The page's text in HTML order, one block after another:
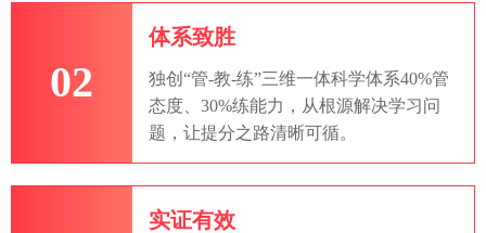
02
体系致胜
独创“管-教-练”三维一体科学体系40%管
态度、30%练能力，从根源解决学习问
题，让提分之路清晰可循。
实证有效